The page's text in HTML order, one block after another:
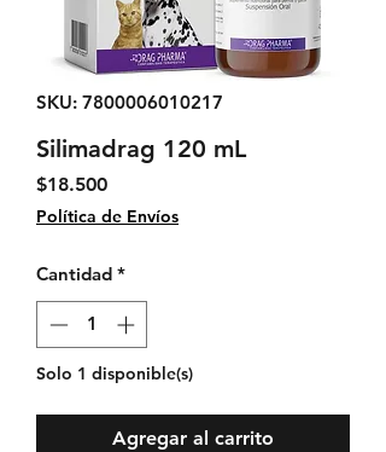
SKU: 7800006010217
Silimadrag 120 mL
$18.500Precio
Política de Envíos
Cantidad *
Solo 1 disponible(s)
Agregar al carrito